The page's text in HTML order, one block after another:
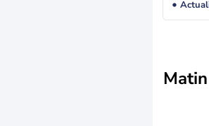
Matin